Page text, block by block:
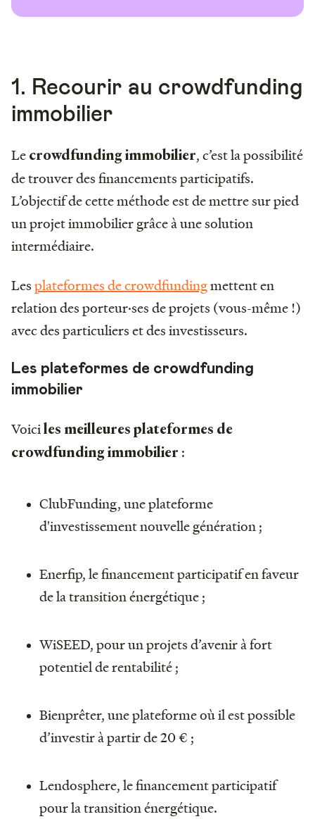
1. Recourir au crowdfunding
immobilier
Le crowdfunding immobilier, c’est la possibilité
de trouver des financements participatifs.
L’objectif de cette méthode est de mettre sur pied
un projet immobilier grâce à une solution
intermédiaire.
Lesplateformes de crowdfundingmettent en
relation des porteur·ses de projets (vous-même !)
avec des particuliers et des investisseurs.
Les plateformes de crowdfunding
immobilier
Voiciles meilleures plateformes de
crowdfunding immobilier :
ClubFunding, une plateforme
d'investissement nouvelle génération ;
Enerfip, le financement participatif en faveur
de la transition énergétique ;
WiSEED, pour un projets d’avenir à fort
potentiel de rentabilité ;
Bienprêter, une plateforme où il est possible
d’investir à partir de 20 € ;
Lendosphere, le financement participatif
pour la transition énergétique.